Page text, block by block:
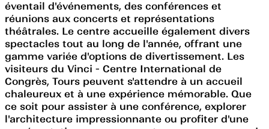
éventail d'événements, des conférences et
réunions aux concerts et représentations
théâtrales. Le centre accueille également divers
spectacles tout au long de l'année, offrant une
gamme variée d'options de divertissement. Les
visiteurs du Vinci - Centre International de
Congrès, Tours peuvent s'attendre à un accueil
chaleureux et à une expérience mémorable. Que
ce soit pour assister à une conférence, explorer
l'architecture impressionnante ou profiter d'une